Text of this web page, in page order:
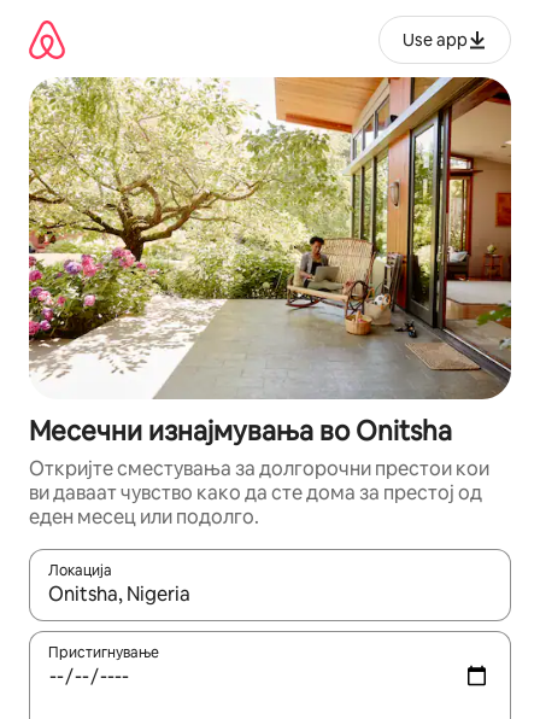
содржина
Use app
Месечни изнајмувања во Onitsha
Откријте сместувања за долгорочни престои кои
ви даваат чувство како да сте дома за престој од
еден месец или подолго.
Локација
Кога резултатите се достапни, движете се со копчињата
Пристигнување